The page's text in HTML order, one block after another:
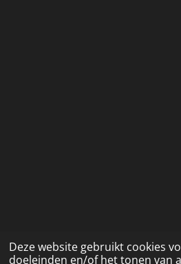
Deze website gebruikt cookies
doeleinden en/of het tonen van